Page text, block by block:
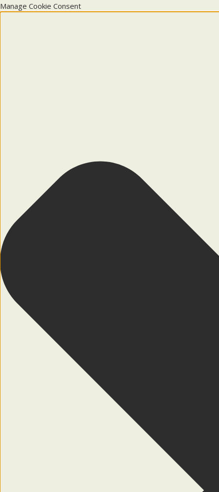
Manage Cookie Consent